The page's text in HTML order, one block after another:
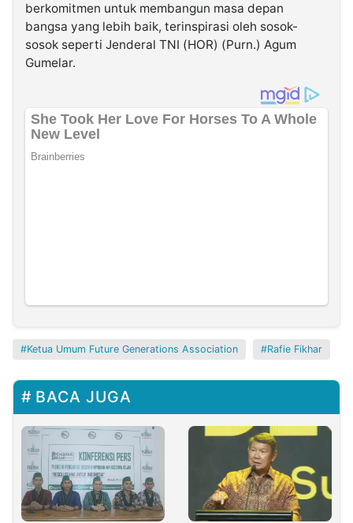
berkomitmen untuk membangun masa depan
bangsa yang lebih baik, terinspirasi oleh sosok-
sosok seperti Jenderal TNI (HOR) (Purn.) Agum
Gumelar.
Ketua Umum Future Generations Association Rafie Fikhar
BACA JUGA